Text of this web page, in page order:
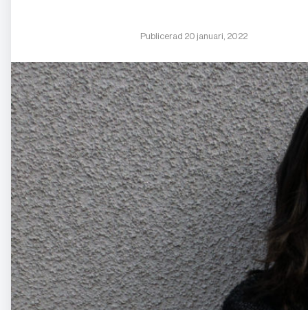
Publicerad 20 januari, 2022